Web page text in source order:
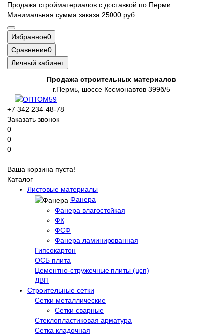
Продажа стройматериалов с доставкой по Перми.
Минимальная сумма заказа 25000 руб.
Избранное0
Сравнение0
Личный кабинет
Продажа строительных материалов
г.Пермь, шоссе Космонавтов 399б/5
+7 342 234-48-78
Заказать звонок
0
0
0
Ваша корзина пуста!
Каталог
Листовые материалы
Фанера
Фанера влагостойкая
ФК
ФСФ
Фанера ламинированная
Гипсокартон
ОСБ плита
Цементно-стружечные плиты (цсп)
ДВП
Строительные сетки
Сетки металлические
Сетки сварные
Стеклопластиковая арматура
Сетка кладочная